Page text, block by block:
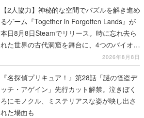
【2人協力】神秘的な空間でパズルを解き進め
るゲーム『Together in Forgotten Lands』が
本日8月8日Steamでリリース。時に忘れ去ら
れた世界の古代洞窟を舞台に、4つのバイオー
2026年8月8日
『名探偵プリキュア！』第28話「謎の怪盗デ
ッチ・アゲイン」先行カット解禁。泣きぼく
ろにモノクル、ミステリアスな姿が映し出さ
れた場面も